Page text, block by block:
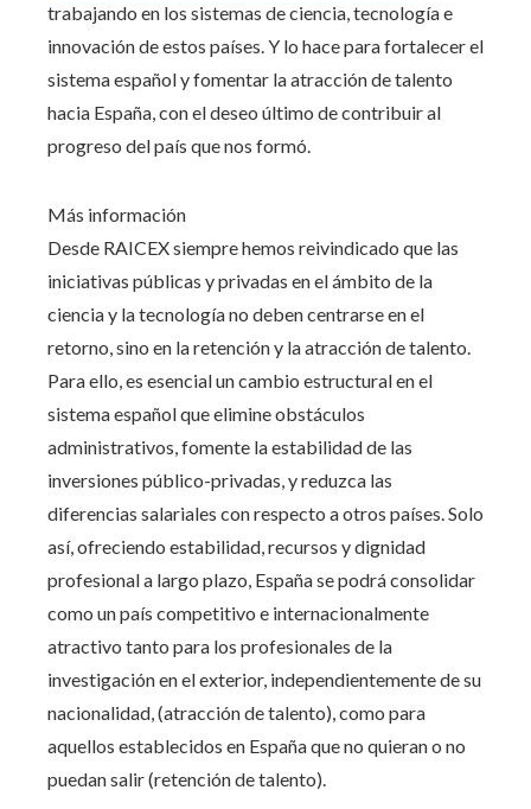
trabajando en los sistemas de ciencia, tecnología e
innovación de estos países. Y lo hace para fortalecer el
sistema español y fomentar la atracción de talento
hacia España, con el deseo último de contribuir al
progreso del país que nos formó.
Más información
Desde RAICEX siempre hemos reivindicado que las
iniciativas públicas y privadas en el ámbito de la
ciencia y la tecnología no deben centrarse en el
retorno, sino en la retención y la atracción de talento.
Para ello, es esencial un cambio estructural en el
sistema español que elimine obstáculos
administrativos, fomente la estabilidad de las
inversiones público-privadas, y reduzca las
diferencias salariales con respecto a otros países. Solo
así, ofreciendo estabilidad, recursos y dignidad
profesional a largo plazo, España se podrá consolidar
como un país competitivo e internacionalmente
atractivo tanto para los profesionales de la
investigación en el exterior, independientemente de su
nacionalidad, (atracción de talento), como para
aquellos establecidos en España que no quieran o no
puedan salir (retención de talento).